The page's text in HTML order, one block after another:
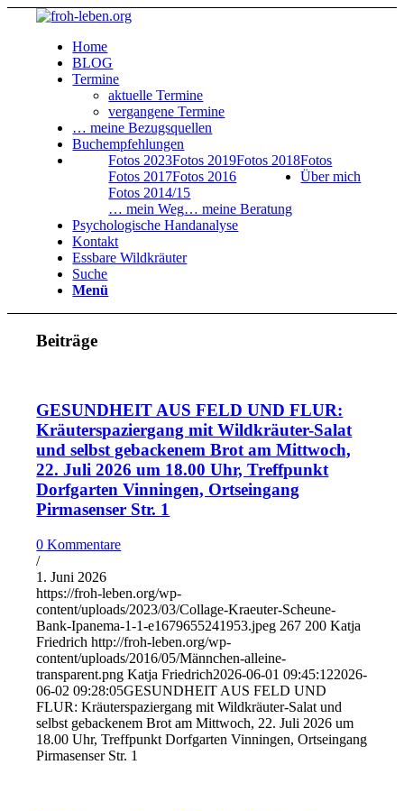
Home
BLOG
Termine
aktuelle Termine
vergangene Termine
… meine Bezugsquellen
Buchempfehlungen
Fotos
Fotos 2023Fotos 2019Fotos 2018
Fotos 2017Fotos 2016
Fotos 2014/15
Über mich
… mein Weg… meine Beratung
Psychologische Handanalyse
Kontakt
Essbare Wildkräuter
Suche
Menü
Beiträge
GESUNDHEIT AUS FELD UND FLUR:
Kräuterspaziergang mit Wildkräuter-Salat
und selbst gebackenem Brot am Mittwoch,
22. Juli 2026 um 18.00 Uhr, Treffpunkt
Dorfgarten Vinningen, Ortseingang
Pirmasenser Str. 1
0 Kommentare
/
1. Juni 2026
https://froh-leben.org/wp-
content/uploads/2023/03/Collage-Kraeuter-Scheune-
Bank-Ipanema-1-1-e1679655241953.jpeg 267 200 Katja
Friedrich http://froh-leben.org/wp-
content/uploads/2016/05/Männchen-alleine-
transparent.png Katja Friedrich2026-06-01 09:45:122026-
06-02 09:28:05GESUNDHEIT AUS FELD UND
FLUR: Kräuterspaziergang mit Wildkräuter-Salat und
selbst gebackenem Brot am Mittwoch, 22. Juli 2026 um
18.00 Uhr, Treffpunkt Dorfgarten Vinningen, Ortseingang
Pirmasenser Str. 1